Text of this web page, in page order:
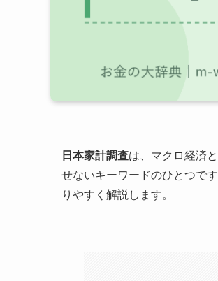
日本家計調査は、マクロ経済
せないキーワードのひとつで
りやすく解説します。